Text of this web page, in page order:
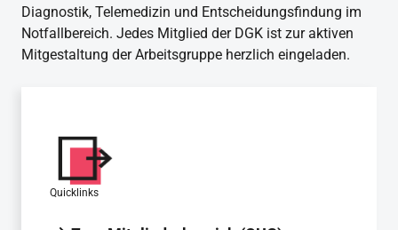
Diagnostik, Telemedizin und Entscheidungsfindung im
Notfallbereich. Jedes Mitglied der DGK ist zur aktiven
Mitgestaltung der Arbeitsgruppe herzlich eingeladen.
Quicklinks